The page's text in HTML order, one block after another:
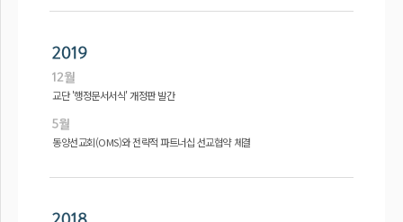
교단 '행정문서서식' 개정판 발간
동양선교회(OMS)와 전략적 파트너십 선교협약 체결